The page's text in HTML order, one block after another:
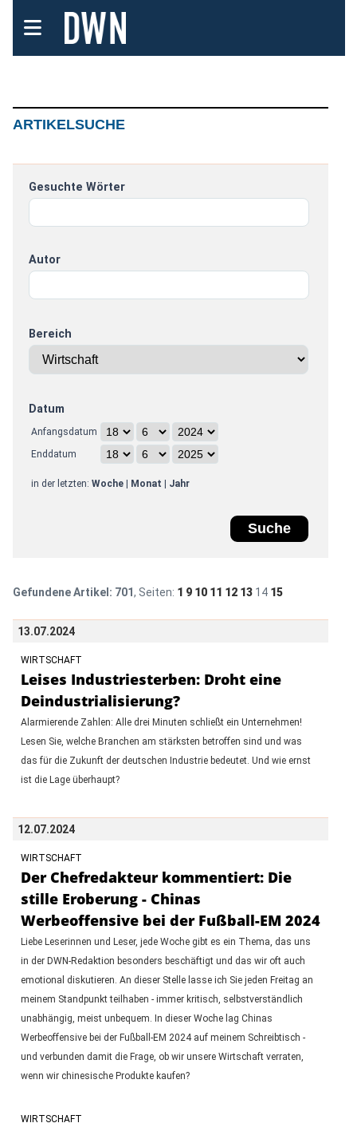
ARTIKELSUCHE
Gesuchte Wörter
Autor
Bereich
Datum
Anfangsdatum
Enddatum
in der letzten: Woche| Monat Jahr
Gefundene Artikel: 701, Seiten: 1 9 10 11 12 13 14 15
13.07.2024
WIRTSCHAFT
Leises Industriesterben: Droht eine
Deindustrialisierung?
Alarmierende Zahlen: Alle drei Minuten schließt ein Unternehmen!
Lesen Sie, welche Branchen am stärksten betroffen sind und was
das für die Zukunft der deutschen Industrie bedeutet. Und wie ernst
ist die Lage überhaupt?
12.07.2024
WIRTSCHAFT
Der Chefredakteur kommentiert: Die
stille Eroberung - Chinas
Werbeoffensive bei der Fußball-EM 2024
Liebe Leserinnen und Leser, jede Woche gibt es ein Thema, das uns
in der DWN-Redaktion besonders beschäftigt und das wir oft auch
emotional diskutieren. An dieser Stelle lasse ich Sie jeden Freitag an
meinem Standpunkt teilhaben - immer kritisch, selbstverständlich
unabhängig, meist unbequem. In dieser Woche lag Chinas
Werbeoffensive bei der Fußball-EM 2024 auf meinem Schreibtisch -
und verbunden damit die Frage, ob wir unsere Wirtschaft verraten,
wenn wir chinesische Produkte kaufen?
WIRTSCHAFT